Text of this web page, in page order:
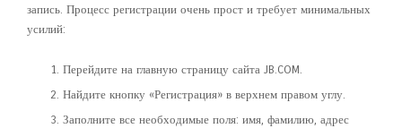
запись. Процесс регистрации очень прост и требует минимальных
усилий:
Перейдите на главную страницу сайта JB.COM.
Найдите кнопку «Регистрация» в верхнем правом углу.
Заполните все необходимые поля: имя, фамилию, адрес